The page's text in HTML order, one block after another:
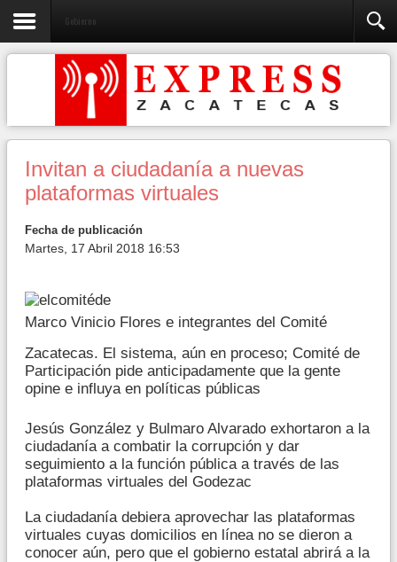
Gobierno
Invitan a ciudadanía a nuevas
plataformas virtuales
Fecha de publicación
Martes, 17 Abril 2018 16:53
Marco Vinicio Flores e integrantes del Comité
Zacatecas. El sistema, aún en proceso; Comité de
Participación pide anticipadamente que la gente
opine e influya en políticas públicas
Jesús González y Bulmaro Alvarado exhortaron a la
ciudadanía a combatir la corrupción y dar
seguimiento a la función pública a través de las
plataformas virtuales del Godezac
La ciudadanía debiera aprovechar las plataformas
virtuales cuyas domicilios en línea no se dieron a
conocer aún, pero que el gobierno estatal abrirá a la